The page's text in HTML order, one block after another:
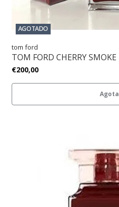
AGOTADO
tom ford
TOM FORD CHERRY
€200,00